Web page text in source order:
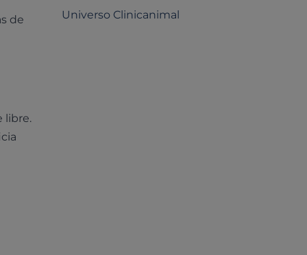
de
libre.
Universo Clinicanimal